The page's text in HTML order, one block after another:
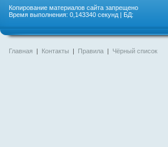
Копирование материалов сайта запрещено
Время выполнения: 0,143340 секунд | БД:
Главная | Контакты | Правила | Чёрный список